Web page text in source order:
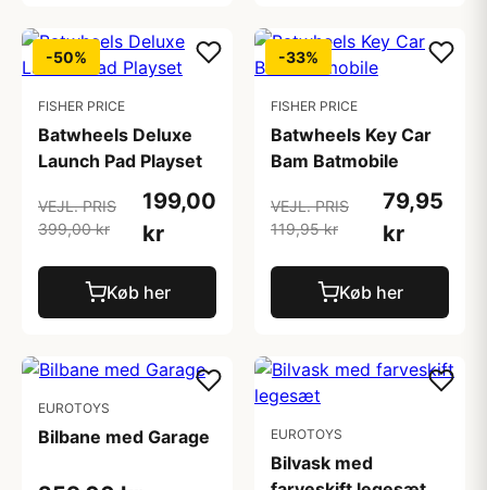
-50%
FISHER PRICE
Batwheels Deluxe
Launch Pad Playset
VEJL. PRIS
399,00 kr
199,00
kr
Køb her
-33%
FISHER PRICE
Batwheels Key Car
Bam Batmobile
VEJL. PRIS
119,95 kr
79,95
kr
Køb her
EUROTOYS
Bilbane med Garage EUROTOYS
Bilvask med